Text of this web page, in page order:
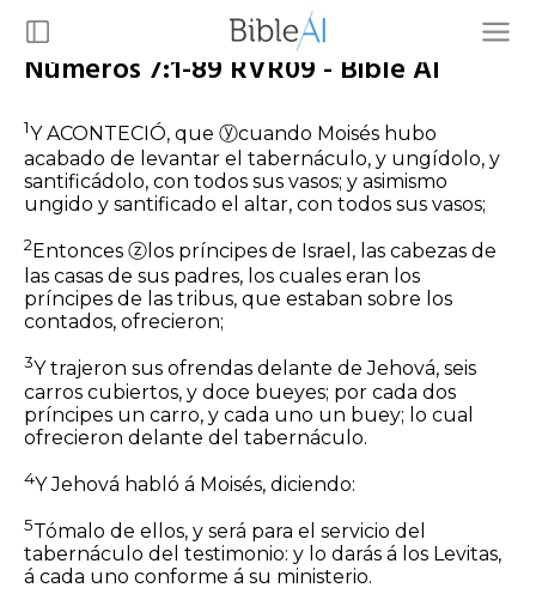
Números 7:1-89 RVR09 - Bible AI
1Y ACONTECIÓ, que ⓨcuando Moisés hubo
acabado de levantar el tabernáculo, y ungídolo, y
santificádolo, con todos sus vasos; y asimismo
ungido y santificado el altar, con todos sus vasos;
2 Entonces ⓩ los príncipes de Israel, las cabezas de
las casas de sus padres, los cuales eran los
príncipes de las tribus, que estaban sobre los
contados, ofrecieron;
3Y trajeron sus ofrendas delante de Jehová, seis
carros cubiertos, y doce bueyes; por cada dos
príncipes un carro, y cada uno un buey; lo cual
ofrecieron delante del tabernáculo.
4Y Jehová habló á Moisés, diciendo:
5Tómalo de ellos, y será para el servicio del
tabernáculo del testimonio: y lo darás á los Levitas,
á cada uno conforme á su ministerio.